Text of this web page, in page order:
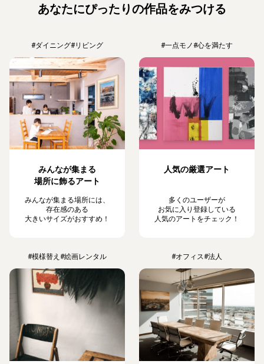
あなたにぴったりの作品をみつける
#ダイニング#リビング
みんなが集まる
場所に飾るアート
みんなが集まる場所には、
存在感のある
大きいサイズがおすすめ！
#一点モノ#心を満たす
人気の厳選アート
多くのユーザーが
お気に入り登録している
人気のアートをチェック！
#模様替え #絵画レンタル #オフィス#法人